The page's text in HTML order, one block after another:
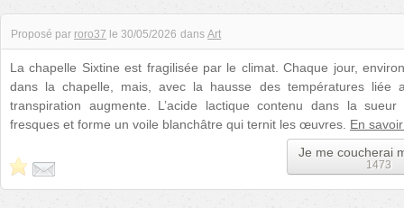
Proposé par roro37 le 30/05/2026 dans Art
La chapelle Sixtine est fragilisée par le climat. Chaque jour,
dans la chapelle, mais, avec la hausse des températures liée
transpiration augmente. L’acide lactique contenu dans la
fresques et forme un voile blanchâtre qui ternit les œuvres. En
Je me coucherai
1473